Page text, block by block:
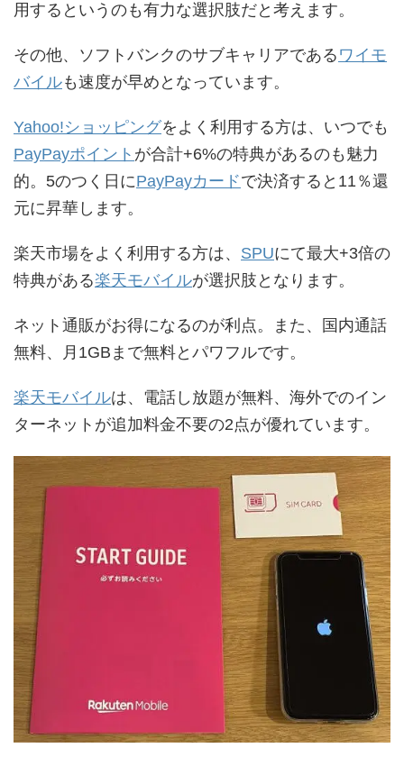
用するというのも有力な選択肢だと考えます。
その他、ソフトバンクのサブキャリアである ワイモ
バイルも速度が早めとなっています。
Yahoo!ショッピングをよく利用する方は、いつでも
PayPayポイント が合計+6%の特典があるのも魅力
的。5のつく日にPayPayカードで決済すると11％還
元に昇華します。
楽天市場をよく利用する方は、 SPUにて最大+3倍の
特典がある楽天モバイルが選択肢となります。
ネット通販がお得になるのが利点。また、国内通話
無料、月1GBまで無料とパワフルです。
楽天モバイルは、電話し放題が無料、海外でのイン
ターネットが追加料金不要の2点が優れています。